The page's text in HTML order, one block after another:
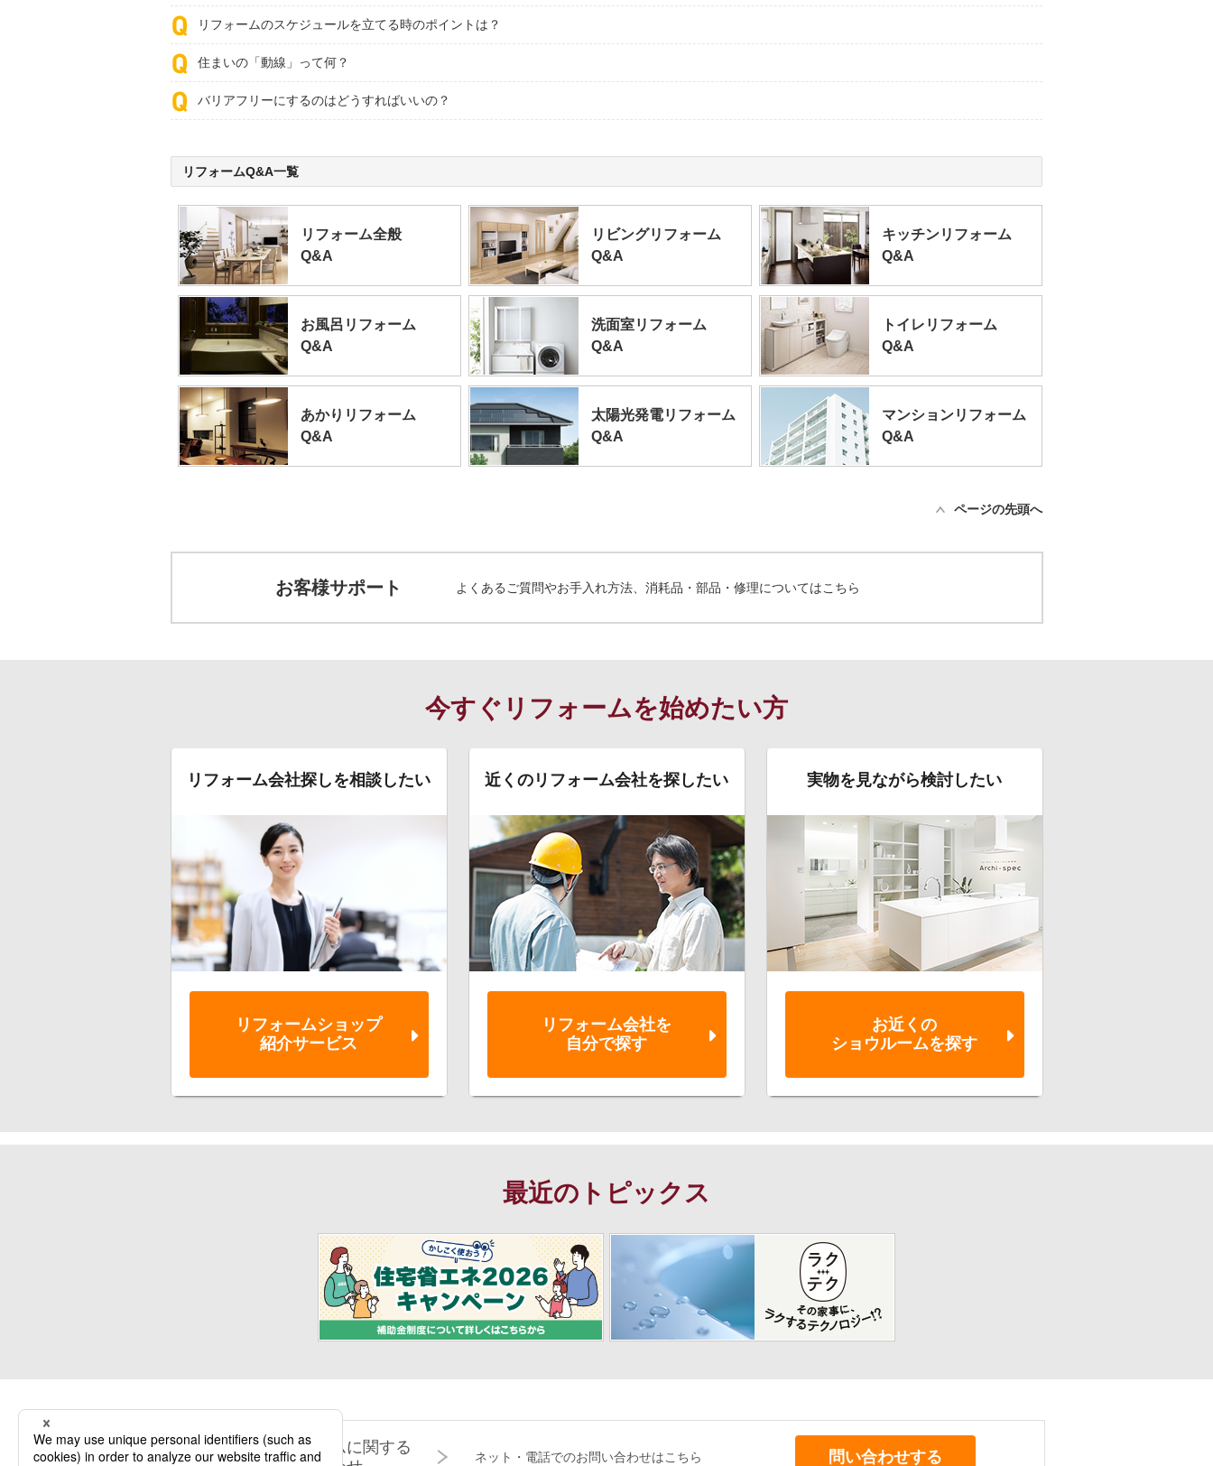
リフォームのスケジュールを立てる時のポイントは？
住まいの「動線」って何？
バリアフリーにするのはどうすればいいの？
リフォームQ&A一覧
リフォーム全般
Q&A
リビングリフォーム
Q&A
キッチンリフォーム
Q&A
お風呂リフォーム
Q&A
洗面室リフォーム
Q&A
トイレリフォーム
Q&A
あかりリフォーム
Q&A
太陽光発電リフォーム
Q&A
マンションリフォーム
Q&A
ページの先頭へ
お客様サポート よくあるご質問やお手入れ方法、消耗品・部品・修理についてはこちら
今すぐリフォームを始めたい方
リフォーム会社探しを相談したい
リフォームショップ
紹介サービス
近くのリフォーム会社を探したい
リフォーム会社を
自分で探す
実物を見ながら検討したい
お近くの
ショウルームを探す
最近のトピックス
リフォームに関する
ネット・電話でのお問い合わせはこちら 問い合わせする